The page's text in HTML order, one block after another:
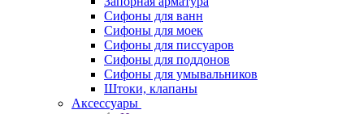
Сифоны для ванн
Сифоны для моек
Сифоны для писсуаров
Сифоны для поддонов
Сифоны для умывальников
Штоки, клапаны
Аксессуары